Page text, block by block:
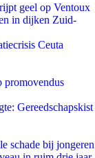
geel op Ventoux
in dijken Zuid-
Ceuta
promovendus
Gereedschapskist
schade bij jongeren